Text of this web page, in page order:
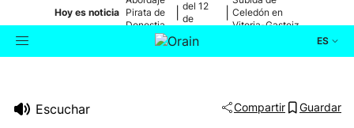
Hoy es noticia Pirata de
Donostia
del 12
de
Celedón en
Vitoria-Gasteiz
ES
Escuchar Compartir Guardar